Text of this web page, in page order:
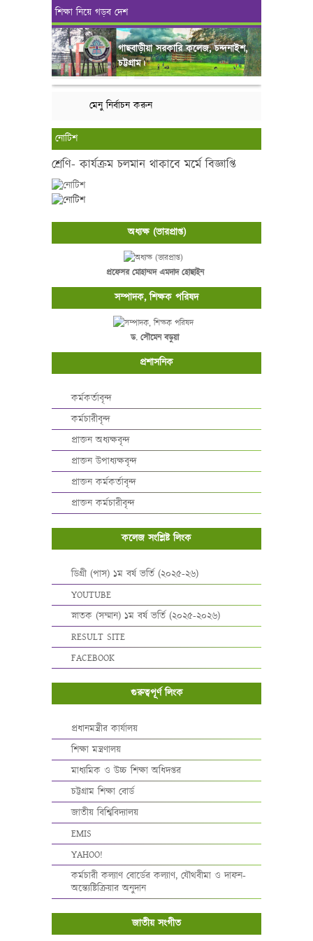
শিক্ষা নিয়ে গড়ব দেশ
গাছবাড়ীয়া সরকারি কলেজ, চন্দনাইশ,
চট্টগ্রাম।
মেনু নির্বাচন করুন
নোটিশ
শ্রেণি- কার্যক্রম চলমান থাকাবে মর্মে বিজ্ঞাপ্তি
অধ্যক্ষ (ভারপ্রাপ্ত)
প্রফেসর মোহাম্মদ এমদাদ হোছাইন
সম্পাদক, শিক্ষক পরিষদ
ড. সৌমেন বড়ুয়া
প্রশাসনিক
কর্মকর্তাবৃন্দ
কর্মচারীবৃন্দ
প্রাক্তন অধ্যক্ষবৃন্দ
প্রাক্তন উপাধ্যক্ষবৃন্দ
প্রাক্তন কর্মকর্তাবৃন্দ
প্রাক্তন কর্মচারীবৃন্দ
কলেজ সংশ্লিষ্ট লিংক
ডিগ্রী (পাস) ১ম বর্ষ ভর্তি (২০২৫-২৬)
YOUTUBE
স্নাতক (সম্মান) ১ম বর্ষ ভর্তি (২০২৫-২০২৬)
RESULT SITE
FACEBOOK
গুরুত্বপূর্ণ লিংক
প্রধানমন্ত্রীর কার্যালয়
শিক্ষা মন্ত্রণালয়
মাধ্যমিক ও উচ্চ শিক্ষা অধিদপ্তর
চট্টগ্রাম শিক্ষা বোর্ড
জাতীয় বিশ্বিবিদ্যালয়
EMIS
YAHOO!
কর্মচারী কল্যাণ বোর্ডের কল্যাণ, যৌথবীমা ও দাফন-
অন্ত্যেষ্টিক্রিয়ার অনুদান
জাতীয় সংগীত